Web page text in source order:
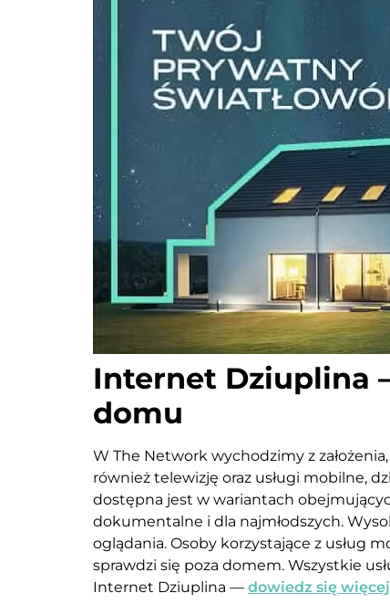
Internet Dziuplina
domu
W The Network wychodzimy z
również telewizję oraz usługi mobilne,
dostępna jest w wariantach
dokumentalne i dla najmłodszych.
oglądania. Osoby korzystające z usług
sprawdzi się poza domem. Wszystkie
Internet Dziuplina — dowiedz się